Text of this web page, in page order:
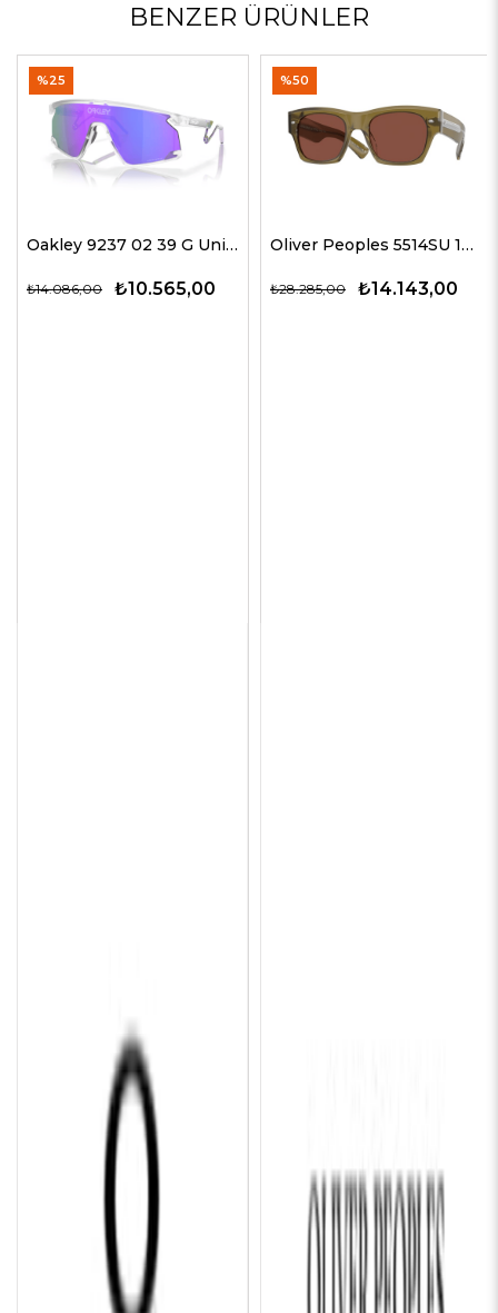
BENZER ÜRÜNLER
Oakley 9237 02 39 G Unisex Güneş Gözlükleri
₺10.565,00
₺14.086,00
%25
Oliver Peoples 5514SU 1678C5 51 G Unisex Güneş Gözlükleri
₺14.143,00
₺28.285,00
%50